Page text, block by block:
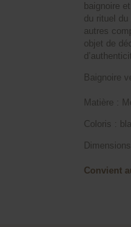
baignoire
du rituel
autres
objet de
Baignoire
Matière :
Coloris :
Convient